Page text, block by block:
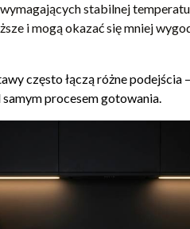
stabilnej
i mogą okazać się mniej
często łączą różne podejścia
procesem gotowania.